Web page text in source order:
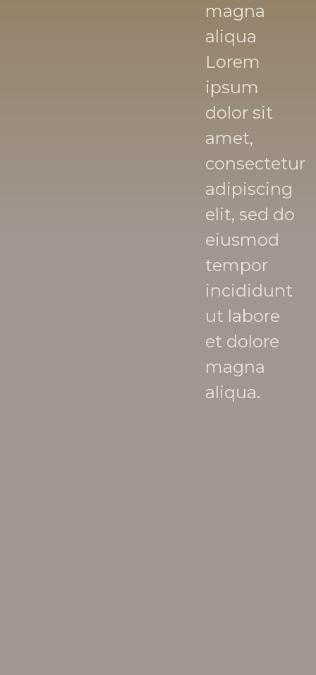
magna
aliqua
Lorem
ipsum
dolor sit
amet,
consectetur
adipiscing
elit, sed do
eiusmod
tempor
incididunt
ut labore
et dolore
magna
aliqua.